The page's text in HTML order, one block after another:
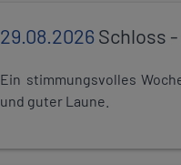
29.08.2026Schloss
Ein stimmungsvolles
und guter Laune.